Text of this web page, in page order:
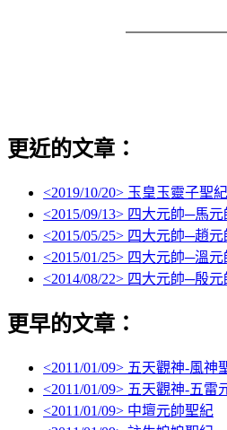
更近的文章：
<2019/10/20> 玉皇玉靈子聖紀
<2015/09/13> 四大元帥─馬元
<2015/05/25> 四大元帥─趙元
<2015/01/25> 四大元帥─溫元
<2014/08/22> 四大元帥─殷元
更早的文章：
<2011/01/09> 五天觀神-風神
<2011/01/09> 五天觀神-五雷
<2011/01/09> 中壇元帥聖紀